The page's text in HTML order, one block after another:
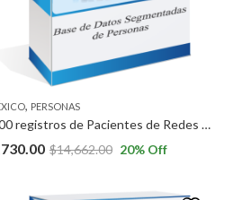
, PERSONAS
* 1,000 registros de Pacientes de Redes de Seguro en Ciudad de México *1,000 registros de Nutriólogos en Ciudad de México.
$14,662.00 20% Off